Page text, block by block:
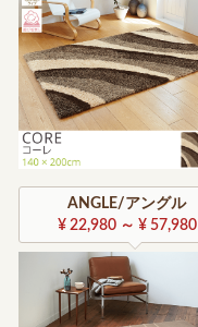
ANGLE/アングル
¥ 22,980 ～ ¥ 57,980